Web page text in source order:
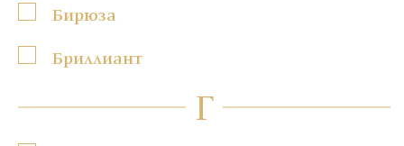
Бирюза
Бриллиант
Г